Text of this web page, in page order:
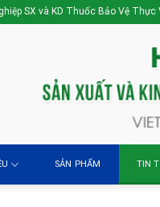
SX và KD Thuốc Bảo Vệ Thực
SẢN PHẨM TIN